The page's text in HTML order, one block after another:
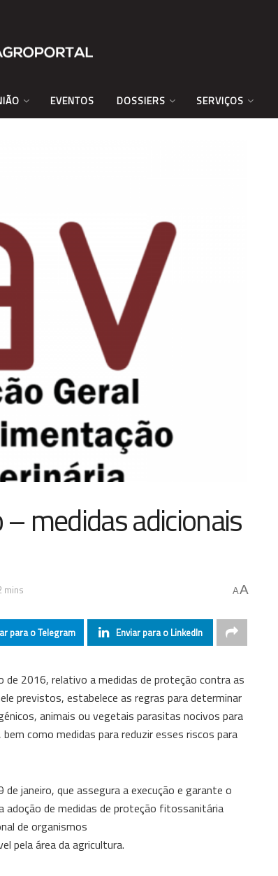
EVENTOS DOSSIERS SERVIÇOS
medidas adicionais
mins AA
para o Telegram Enviar para o LinkedIn
de 2016, relativo a medidas de proteção contra as
previstos, estabelece as regras para determinar
animais ou vegetais parasitas nocivos para
como medidas para reduzir esses riscos para
janeiro, que assegura a execução e garante o
adoção de medidas de proteção fitossanitária
de organismos
pela área da agricultura.